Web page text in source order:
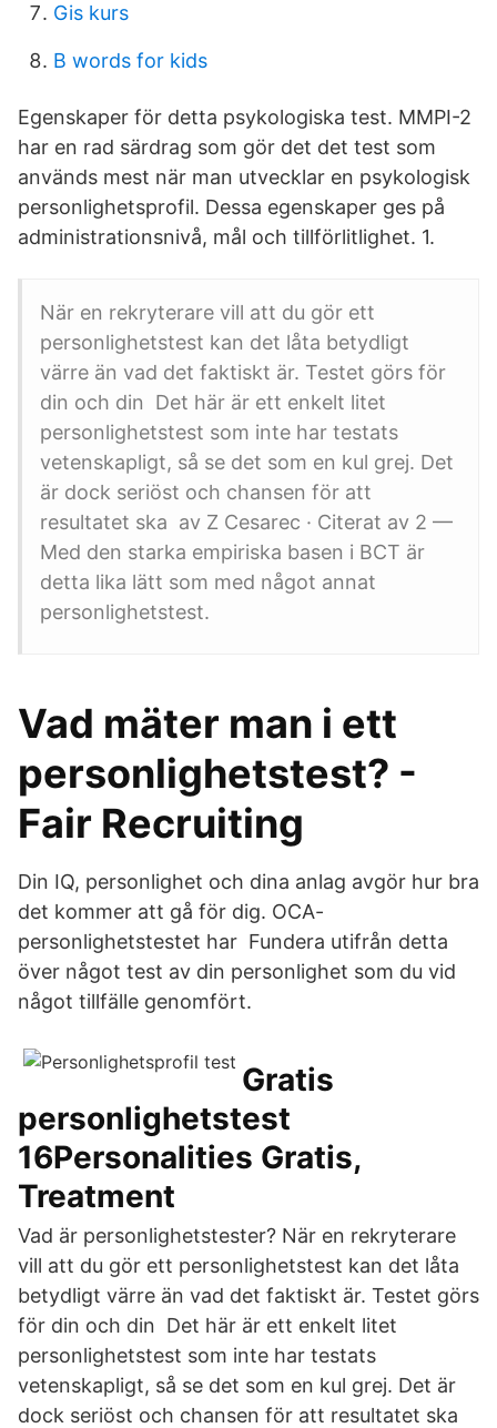
Gis kurs
B words for kids
Egenskaper för detta psykologiska test. MMPI-2
har en rad särdrag som gör det det test som
används mest när man utvecklar en psykologisk
personlighetsprofil. Dessa egenskaper ges på
administrationsnivå, mål och tillförlitlighet. 1.
När en rekryterare vill att du gör ett
personlighetstest kan det låta betydligt
värre än vad det faktiskt är. Testet görs för
din och din Det här är ett enkelt litet
personlighetstest som inte har testats
vetenskapligt, så se det som en kul grej. Det
är dock seriöst och chansen för att
resultatet ska av Z Cesarec · Citerat av 2 —
Med den starka empiriska basen i BCT är
detta lika lätt som med något annat
personlighetstest.
Vad mäter man i ett
personlighetstest? -
Fair Recruiting
Din IQ, personlighet och dina anlag avgör hur bra
det kommer att gå för dig. OCA-
personlighetstestet har Fundera utifrån detta
över något test av din personlighet som du vid
något tillfälle genomfört.
Gratis
personlighetstest
16Personalities Gratis,
Treatment
Vad är personlighetstester? När en rekryterare
vill att du gör ett personlighetstest kan det låta
betydligt värre än vad det faktiskt är. Testet görs
för din och din Det här är ett enkelt litet
personlighetstest som inte har testats
vetenskapligt, så se det som en kul grej. Det är
dock seriöst och chansen för att resultatet ska